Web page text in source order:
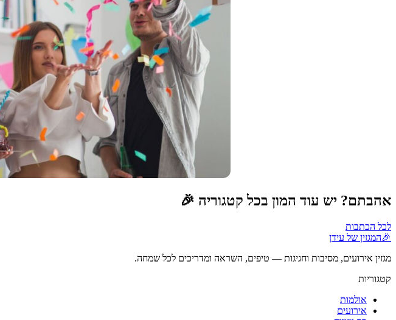
אהבתם? יש עוד המון בכל קטגוריה 🎉
לכל הכתבות
🎉המגזין של עידן
מגזין אירועים, מסיבות וחגיגות — טיפים, השראה ומדריכים לכל שמחה.
קטגוריות
אולמות
אירועים